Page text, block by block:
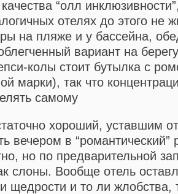
“олл
отелях до этого не
на пляже и у бассейна,
вариант на
колы стоит бутылка с
марки), так что
самому
хороший, уставшим
вечером в “романтический”
но по предварительной
слоны. Вообще отель
щедрости и то ли жлобства,